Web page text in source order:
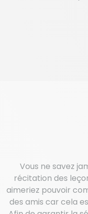
Vous ne savez
récitation des
aimeriez pouvoir
des amis car cela